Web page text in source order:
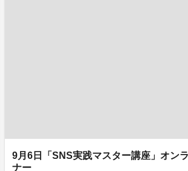
9月6日「SNS実践マスター講座」オン
ナー